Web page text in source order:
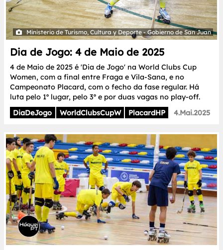
Ministerio de Turismo, Cultura y Deporte - Gobierno de San Juan
Dia de Jogo: 4 de Maio de 2025
4 de Maio de 2025 é 'Dia de Jogo' na World Clubs Cup
Women, com a final entre Fraga e Vila-Sana, e no
Campeonato Placard, com o fecho da fase regular. Há
luta pelo 1º lugar, pelo 3º e por duas vagas no play-off.
DiaDeJogo
WorldClubsCupW PlacardHP 4.Mai.2025